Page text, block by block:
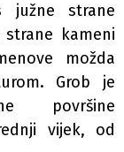
južne strane
kameni
možda
Grob je
površine
vijek, od